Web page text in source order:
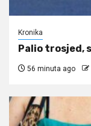
Kronika
Palio trosjed,
56 minuta ago